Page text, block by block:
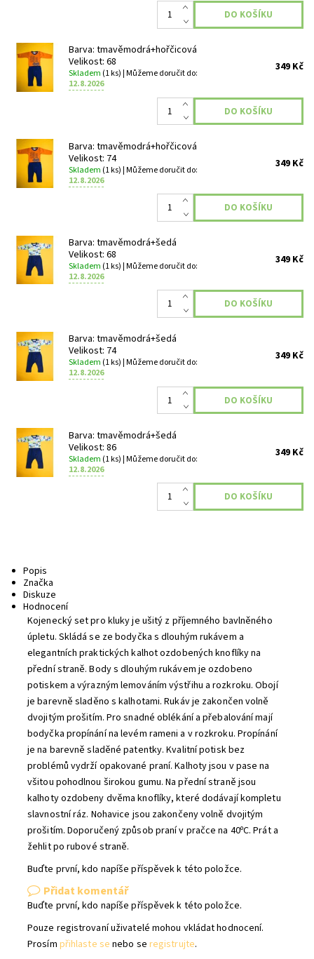
Barva: tmavěmodrá+hořčicová
Velikost: 68
Skladem (1 ks)| Můžeme doručit do:
12.8.2026
349 Kč
Barva: tmavěmodrá+hořčicová
Velikost: 74
Skladem (1 ks)| Můžeme doručit do:
12.8.2026
349 Kč
Barva: tmavěmodrá+šedá
Velikost: 68
Skladem (1 ks)| Můžeme doručit do:
12.8.2026
349 Kč
Barva: tmavěmodrá+šedá
Velikost: 74
Skladem (1 ks)| Můžeme doručit do:
12.8.2026
349 Kč
Barva: tmavěmodrá+šedá
Velikost: 86
Skladem (1 ks)| Můžeme doručit do:
12.8.2026
349 Kč
Popis
Značka
Diskuze
Hodnocení
Kojenecký set pro kluky je ušitý z příjemného bavlněného
úpletu. Skládá se ze bodyčka s dlouhým rukávem a
elegantních praktických kalhot ozdobených knoflíky na
přední straně. Body s dlouhým rukávem je ozdobeno
potiskem a výrazným lemováním výstřihu a rozkroku. Obojí
je barevně sladěno s kalhotami. Rukáv je zakončen volně
dvojitým prošitím. Pro snadné oblékání a přebalování mají
bodyčka propínání na levém rameni a v rozkroku. Propínání
je na barevně sladěné patentky. Kvalitní potisk bez
problémů vydrží opakované praní. Kalhoty jsou v pase na
všitou pohodlnou širokou gumu. Na přední straně jsou
kalhoty ozdobeny dvěma knoflíky, které dodávají kompletu
slavnostní ráz. Nohavice jsou zakončeny volně dvojitým
prošitím. Doporučený způsob praní v pračce na 40ᵒC. Prát a
žehlit po rubové straně.
Buďte první, kdo napíše příspěvek k této položce.
Přidat komentář
Buďte první, kdo napíše příspěvek k této položce.
Pouze registrovaní uživatelé mohou vkládat hodnocení.
Prosím přihlaste se nebo se registrujte.